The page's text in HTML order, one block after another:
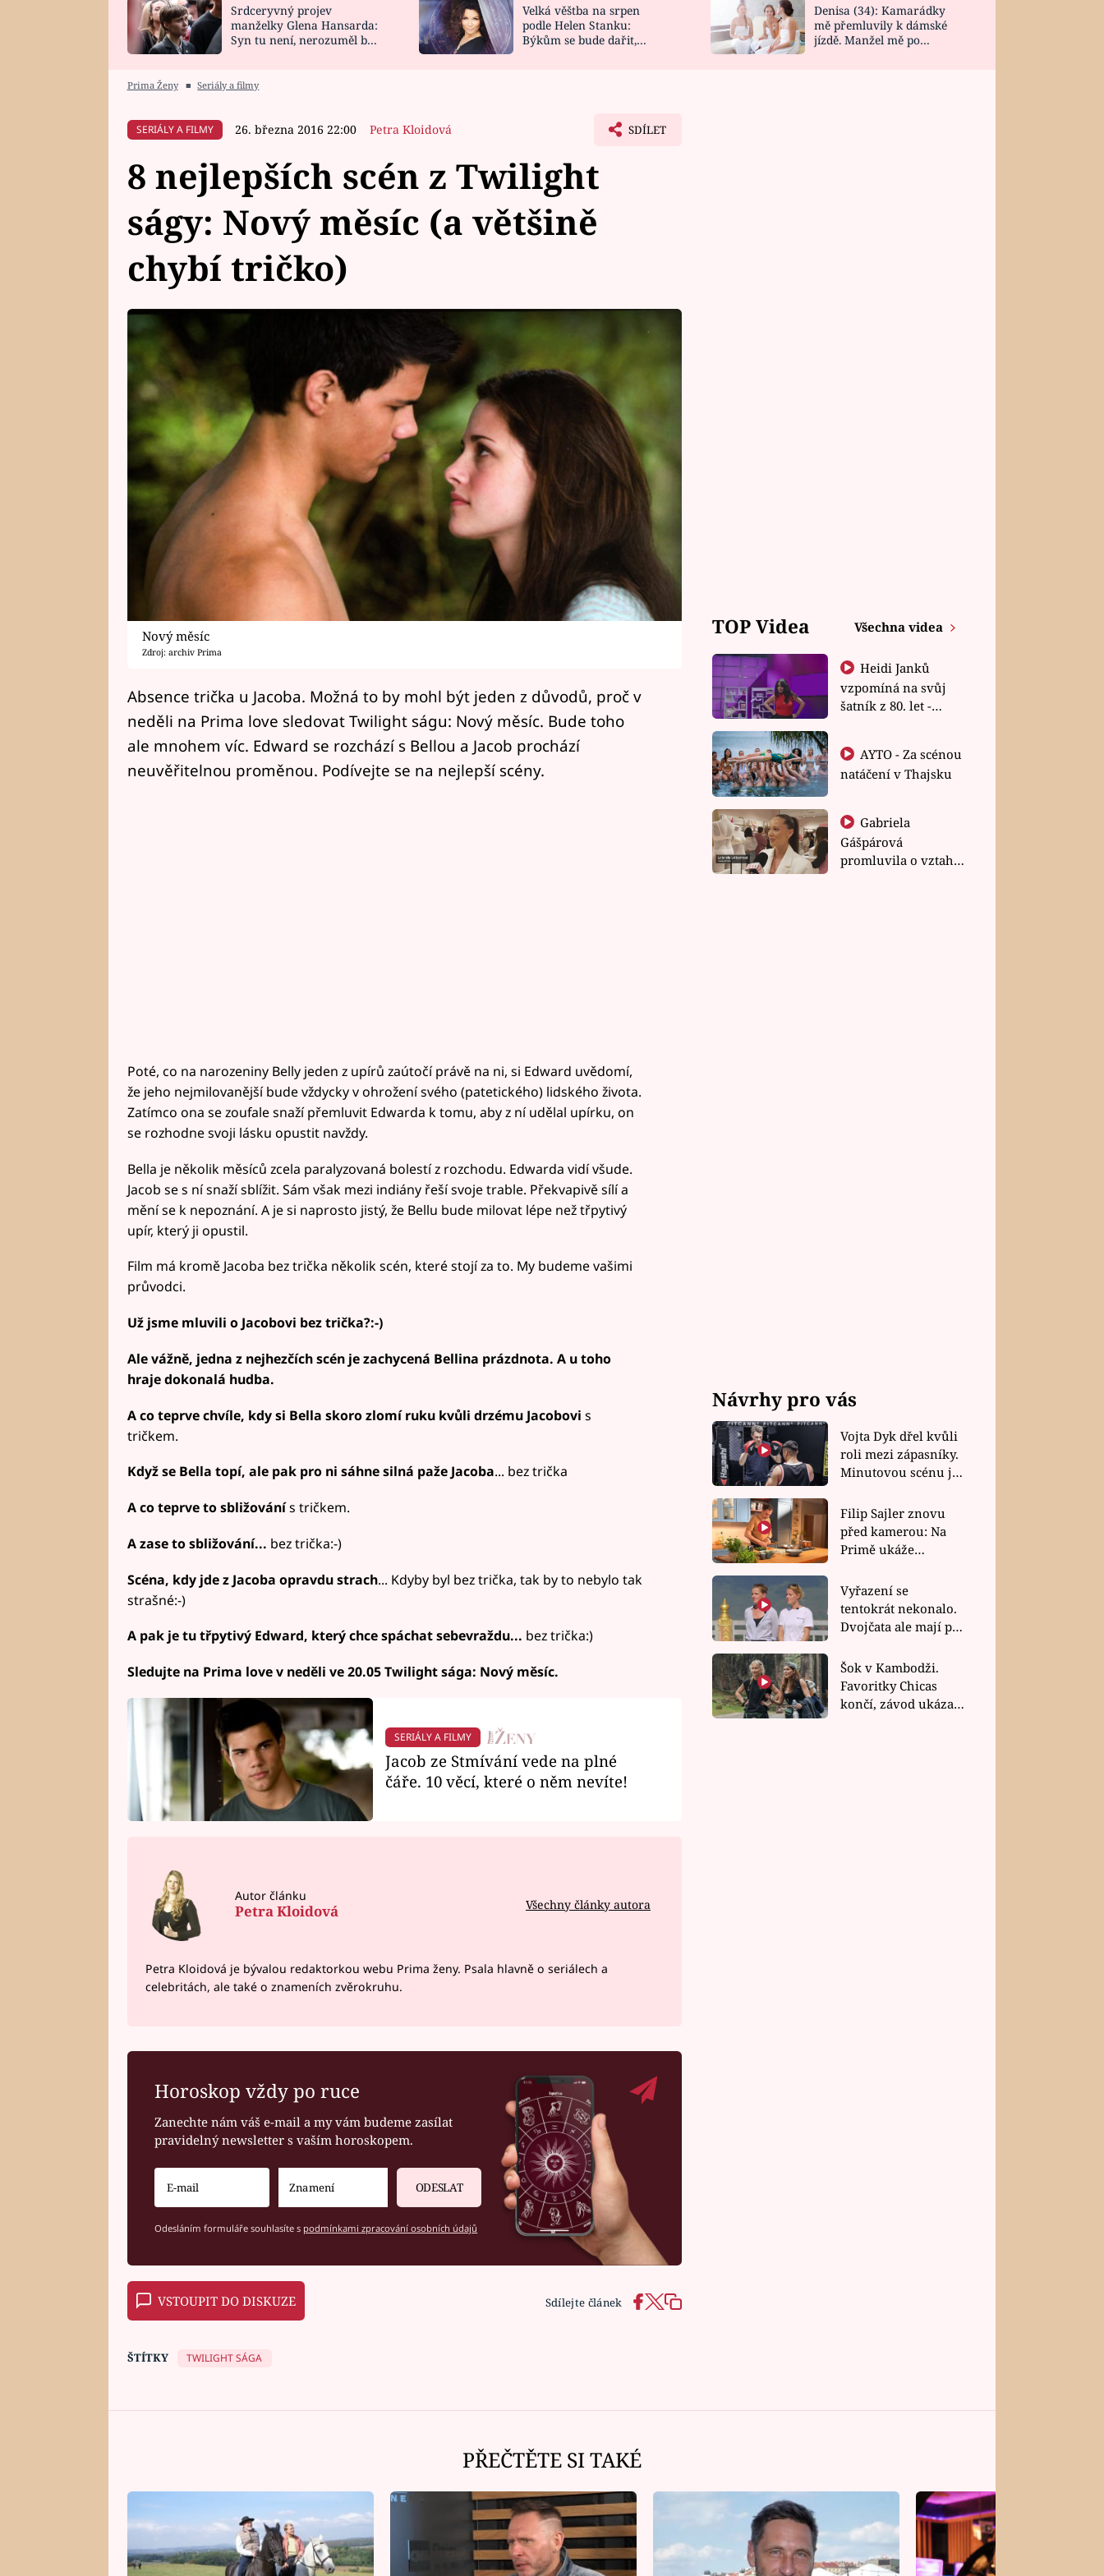
HOROSKOP NA
CELEBRITY
VAŘENÍ
NOVINKY
VIDEORECEPTY
DESIGN
Srdceryvný projev
manželky Glena Hansarda:
Syn tu není, nerozuměl by
Velká věštba na srpen
podle Helen Stanku:
Býkům se bude dařit,
Denisa (34): Kamarádky
mě přemluvily k dámské
jízdě. Manžel mě po
Prima Ženy ■ Seriály a filmy
SERIÁLY A FILMY 26. března 2016 22:00 Petra Kloidová SDÍLET
8 nejlepších scén z Twilight
ságy: Nový měsíc (a většině
chybí tričko)
Nový měsíc
Zdroj: archiv Prima
Absence trička u Jacoba. Možná to by mohl být jeden z důvodů, proč v
neděli na Prima love sledovat Twilight ságu: Nový měsíc. Bude toho
ale mnohem víc. Edward se rozchází s Bellou a Jacob prochází
neuvěřitelnou proměnou. Podívejte se na nejlepší scény.
Poté, co na narozeniny Belly jeden z upírů zaútočí právě na ni, si Edward uvědomí,
že jeho nejmilovanější bude vždycky v ohrožení svého (patetického) lidského života.
Zatímco ona se zoufale snaží přemluvit Edwarda k tomu, aby z ní udělal upírku, on
se rozhodne svoji lásku opustit navždy.
Bella je několik měsíců zcela paralyzovaná bolestí z rozchodu. Edwarda vidí všude.
Jacob se s ní snaží sblížit. Sám však mezi indiány řeší svoje trable. Překvapivě sílí a
mění se k nepoznání. A je si naprosto jistý, že Bellu bude milovat lépe než třpytivý
upír, který ji opustil.
Film má kromě Jacoba bez trička několik scén, které stojí za to. My budeme vašimi
průvodci.
Už jsme mluvili o Jacobovi bez trička?:-)
Ale vážně, jedna z nejhezčích scén je zachycená Bellina prázdnota. A u toho
hraje dokonalá hudba.
A co teprve chvíle, kdy si Bella skoro zlomí ruku kvůli drzému Jacobovi s
tričkem.
Když se Bella topí, ale pak pro ni sáhne silná paže Jacoba... bez trička
A co teprve to sbližovánís tričkem.
A zase to sbližování... bez trička:-)
Scéna, kdy jde z Jacoba opravdu strach... Kdyby byl bez trička, tak by to nebylo tak
strašné:-)
A pak je tu třpytivý Edward, který chce spáchat sebevraždu... bez trička:)
Sledujte na Prima love v neděli ve 20.05 Twilight sága: Nový měsíc.
SERIÁLY A FILMY
Jacob ze Stmívání vede na plné
čáře. 10 věcí, které o něm nevíte!
Autor článku
Petra Kloidová Všechny články autora
Petra Kloidová je bývalou redaktorkou webu Prima ženy. Psala hlavně o seriálech a
celebritách, ale také o znameních zvěrokruhu.
Horoskop vždy po ruce
Zanechte nám váš e-mail a my vám budeme zasílat
pravidelný newsletter s vaším horoskopem.
ODESLAT
Odesláním formuláře souhlasíte s podmínkami zpracování osobních údajů
VSTOUPIT DO DISKUZE Sdílejte článek
ŠTÍTKY TWILIGHT SÁGA
TOP Videa Všechna videa
Heidi Janků
vzpomíná na svůj
šatník z 80. let -
natáčení v Thajsku
Gabriela
Gášpárová
promluvila o vztahu
Návrhy pro vás
Vojta Dyk dřel kvůli
roli mezi zápasníky.
Minutovou scénu jel
Filip Sajler znovu
před kamerou: Na
Primě ukáže
rychlé recepty
Vyřazení se
tentokrát nekonalo.
Dvojčata ale mají po
závodu nůž na krku
Šok v Kambodži.
Favoritky Chicas
končí, závod ukázal
PŘEČTĚTE SI TAKÉ